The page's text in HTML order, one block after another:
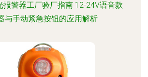
报警器工厂验厂指南 12-24V语音款
与手动紧急按钮的应用解析